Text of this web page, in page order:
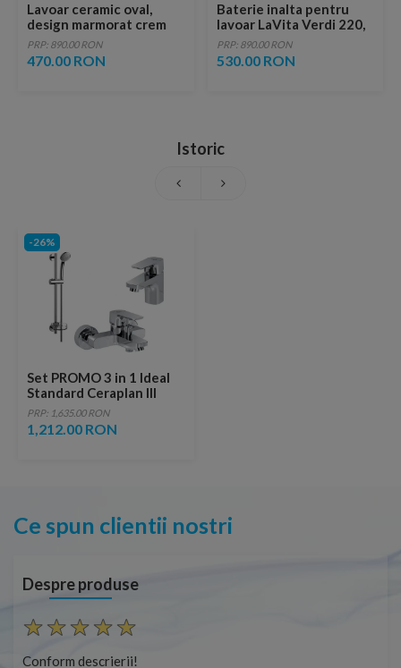
Lavoar ceramic oval,
design marmorat crem
lucios cu vene aurii,
ventil inclus
PRP: 890.00 RON
470.00 RON
Baterie inalta pentru
lavoar LaVita Verdi 220,
fara ventil, brushed
copper
PRP: 890.00 RON
530.00 RON
Istoric
-26%
Set PROMO 3 in 1 Ideal
Standard Ceraplan III
baterie lavoar, baterie
cada si set dus
PRP: 1,635.00 RON
1,212.00 RON
Ce spun clientii nostri
Despre produse
Conform descrierii!